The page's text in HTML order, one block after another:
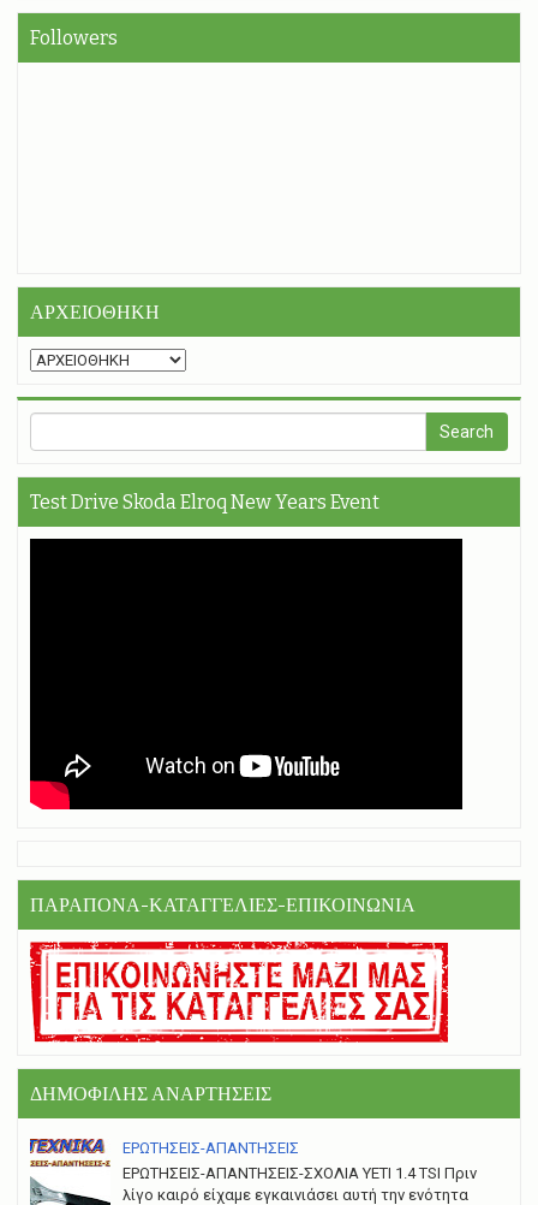
Followers
ΑΡΧΕΙΟΘΗΚΗ
Test Drive Skoda Elroq New Years Event
ΠΑΡΑΠΟΝΑ-ΚΑΤΑΓΓΕΛΙΕΣ-ΕΠΙΚΟΙΝΩΝΙΑ
ΔΗΜΟΦΙΛΗΣ ΑΝΑΡΤΗΣΕΙΣ
ΕΡΩΤΗΣΕΙΣ-ΑΠΑΝΤΗΣΕΙΣ
ΕΡΩΤΗΣΕΙΣ-ΑΠΑΝΤΗΣΕΙΣ-ΣΧΟΛΙΑ YETI 1.4 TSI Πριν
λίγο καιρό είχαμε εγκαινιάσει αυτή την ενότητα